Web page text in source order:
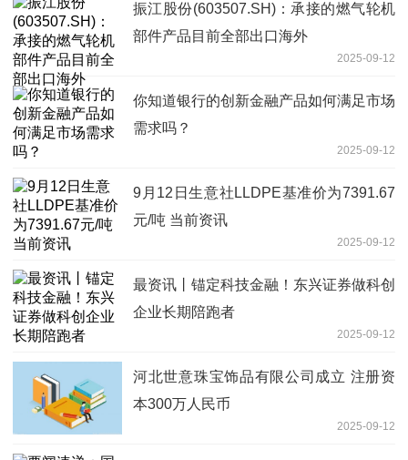
振江股份(603507.SH)：承接的燃气轮机
部件产品目前全部出口海外
2025-09-12
你知道银行的创新金融产品如何满足市场
需求吗？
2025-09-12
9月12日生意社LLDPE基准价为7391.67
元/吨 当前资讯
2025-09-12
最资讯丨锚定科技金融！东兴证券做科创
企业长期陪跑者
2025-09-12
河北世意珠宝饰品有限公司成立 注册资
本300万人民币
2025-09-12